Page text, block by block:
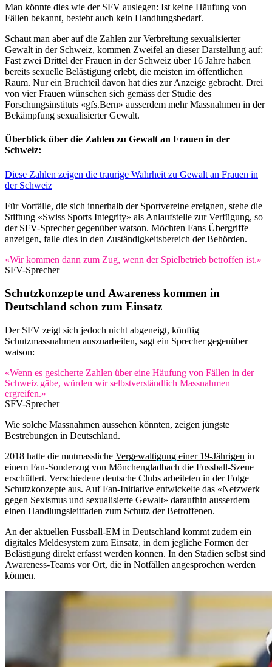
Man könnte dies wie der SFV auslegen: Ist keine Häufung von
Fällen bekannt, besteht auch kein Handlungsbedarf.
Schaut man aber auf die Zahlen zur Verbreitung sexualisierter
Gewalt in der Schweiz, kommen Zweifel an dieser Darstellung auf:
Fast zwei Drittel der Frauen in der Schweiz über 16 Jahre haben
bereits sexuelle Belästigung erlebt, die meisten im öffentlichen
Raum. Nur ein Bruchteil davon hat dies zur Anzeige gebracht. Drei
von vier Frauen wünschen sich gemäss der Studie des
Forschungsinstituts «gfs.Bern» ausserdem mehr Massnahmen in der
Bekämpfung sexualisierter Gewalt.
Überblick über die Zahlen zu Gewalt an Frauen in der
Schweiz:
Diese Zahlen zeigen die traurige Wahrheit zu Gewalt an Frauen in
der Schweiz
Für Vorfälle, die sich innerhalb der Sportvereine ereignen, stehe die
Stiftung «Swiss Sports Integrity» als Anlaufstelle zur Verfügung, so
der SFV-Sprecher gegenüber watson. Möchten Fans Übergriffe
anzeigen, falle dies in den Zuständigkeitsbereich der Behörden.
«Wir kommen dann zum Zug, wenn der Spielbetrieb betroffen ist.»
SFV-Sprecher
Schutzkonzepte und Awareness kommen in
Deutschland schon zum Einsatz
Der SFV zeigt sich jedoch nicht abgeneigt, künftig
Schutzmassnahmen auszuarbeiten, sagt ein Sprecher gegenüber
watson:
«Wenn es gesicherte Zahlen über eine Häufung von Fällen in der
Schweiz gäbe, würden wir selbstverständlich Massnahmen
ergreifen.»
SFV-Sprecher
Wie solche Massnahmen aussehen könnten, zeigen jüngste
Bestrebungen in Deutschland.
2018 hatte die mutmassliche Vergewaltigung einer 19-Jährigen in
einem Fan-Sonderzug von Mönchengladbach die Fussball-Szene
erschüttert. Verschiedene deutsche Clubs arbeiteten in der Folge
Schutzkonzepte aus. Auf Fan-Initiative entwickelte das «Netzwerk
gegen Sexismus und sexualisierte Gewalt» daraufhin ausserdem
einen Handlungsleitfaden zum Schutz der Betroffenen.
An der aktuellen Fussball-EM in Deutschland kommt zudem ein
digitales Meldesystem zum Einsatz, in dem jegliche Formen der
Belästigung direkt erfasst werden können. In den Stadien selbst sind
Awareness-Teams vor Ort, die in Notfällen angesprochen werden
können.